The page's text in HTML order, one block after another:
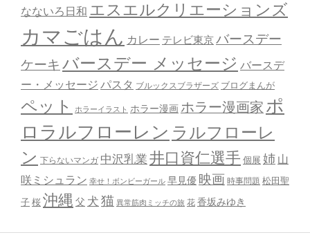
なないろ日和 エスエルクリエーションズ
カマごはん カレー テレビ東京バースデー
ケーキ バースデー メッセージ バースデ
ー・メッセージ パスタ ブルックスブラザーズ ブログまんが
ペット ホラーイラスト ホラー漫画 ホラー漫画家 ポ
ロラルフローレン ラルフローレ
ン 下らないマンガ 中沢乳業 井口資仁選手 個展 姉 山
咲ミシュラン 幸せ！ボンビーガール 早見優 映画 時事問題 松田聖
子 桜 沖縄 父 犬 猫 異常筋肉ミッチの旅 花 香坂みゆき